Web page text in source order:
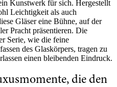
Kunstwerk für sich. Hergestellt
Leichtigkeit als auch
Gläser eine Bühne, auf der
Pracht präsentieren. Die
Serie, wie die feine
des Glaskörpers, tragen zu
einen bleibenden Eindruck.
die den